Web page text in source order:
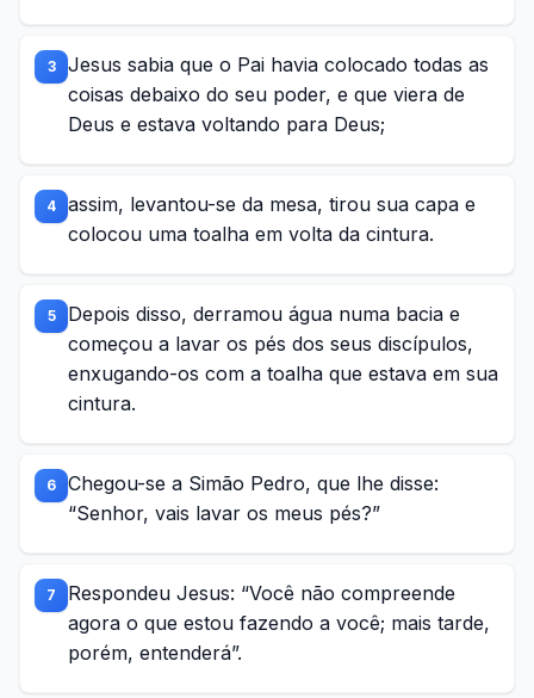
3
Jesus sabia que o Pai havia colocado todas as
coisas debaixo do seu poder, e que viera de
Deus e estava voltando para Deus;
4
assim, levantou-se da mesa, tirou sua capa e
colocou uma toalha em volta da cintura.
5
Depois disso, derramou água numa bacia e
começou a lavar os pés dos seus discípulos,
enxugando-os com a toalha que estava em sua
cintura.
6
Chegou-se a Simão Pedro, que lhe disse:
“Senhor, vais lavar os meus pés?”
7
Respondeu Jesus: “Você não compreende
agora o que estou fazendo a você; mais tarde,
porém, entenderá”.